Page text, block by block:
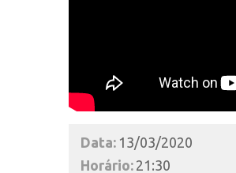
Data: 13/03/2020
Horário: 21:30